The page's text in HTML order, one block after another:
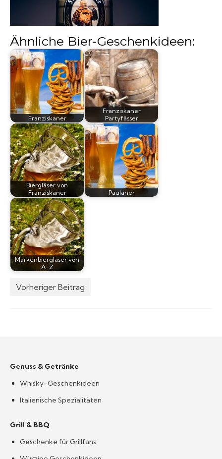
Biere der Welt
Geschenksets
Partyfässer
Ähnliche Bier-Geschenkideen:
Franziskaner
Franziskaner
Partyfässer
Biergläser von
Franziskaner
Paulaner
Markenbiergläser von
A-Z
Vorheriger Beitrag
Genuss & Getränke
Whisky-Geschenkideen
Italienische Spezialitäten
Grill & BBQ
Geschenke für Grillfans